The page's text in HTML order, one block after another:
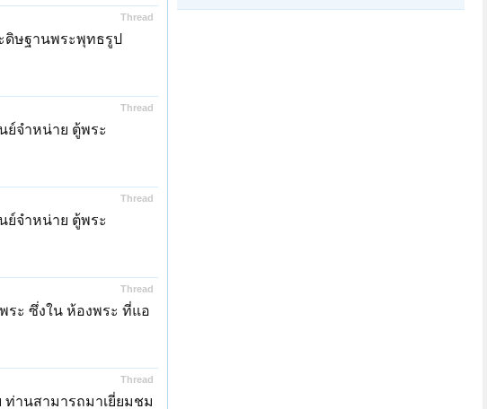
Thread
ดิษฐานพระพุทธรูป
Thread
ย์จำหน่าย ตู้พระ
Thread
ย์จำหน่าย ตู้พระ
Thread
ระ ซึ่งใน ห้องพระ ที่แอ
Thread
ท่านสามารถมาเยี่ยมชม